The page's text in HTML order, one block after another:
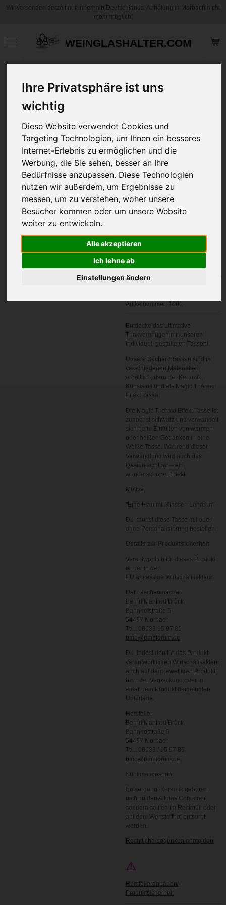
Ihre Privatsphäre ist uns
wichtig
Diese Website verwendet Cookies und
Targeting Technologien, um Ihnen ein besseres
Internet-Erlebnis zu ermöglichen und die
Werbung, die Sie sehen, besser an Ihre
Bedürfnisse anzupassen. Diese Technologien
nutzen wir außerdem, um Ergebnisse zu
messen, um zu verstehen, woher unsere
Besucher kommen oder um unsere Website
weiter zu entwickeln.
Alle akzeptieren
Ich lehne ab
Einstellungen ändern
WEINGLASHALTER.COM
Becher / Tasse -
Personalisierbar
12,95 €
zzgl.Versandkosten
Art
Artikelnummer:
Entdecke das ultimative
Trinkvergnügen mit unseren
individuell gestalteten Tassen!
Unsere Becher / Tassen sind in
verschiedenen Materialien
erhältlich, darunter Keramik,
Kunststoff und als Magic Thermo
Effekt Tasse.
Die Magic Thermo Effekt Tasse ist
zunächst schwarz und verwandelt
sich beim Einfüllen von warmen
oder heißen Getränken in eine
Weiße Tasse. Während dieser
Verwandlung wird auch das
Design sichtbar – ein
wunderschöner Effekt.
Motive:
"Eine Frau mit Klasse - Lehrerin"
Du kannst diese Tasse mit oder
ohne Personalisierung bestellen.
Details zur Produktsicherheit
Verantwortlich für dieses Produkt
ist der in der
EU ansässige Wirtschaftsakteur:
Der Taschenmacher
Bernd Manfred Brück
Bahnhofstraße 5
54497 Morbach
Tel.: 06533 95 97 85
bmb@bmbforum.de
Du findest den für das Produkt
verantwortlichen Wirtschaftsakteur
auch auf dem jeweiligen Produkt
bzw. der Verpackung oder in
einer dem Produkt beigefügten
Unterlage.
Hersteller:
Bernd Manfred Brück
Bahnhostraße 5
54497 Morbach
Tel.: 06533 / 95 97 85
bmb@bmbforum.de
Sublimationsprint
Entsorgung: Keramik gehören
nicht in den Altglas Container,
sondern sollten im Restmüll oder
auf dem Wertstoffhof entsorgt
werden.
Rechtliche bedenken anmelden
⚠
Herstellerangaben/
Produktsicherheit